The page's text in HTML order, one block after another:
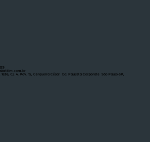
Cj. 4, Pav. 15, Cerqueira César Cd. Paulista Corporate São Paulo-SP,